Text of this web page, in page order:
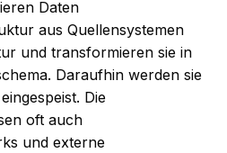
Daten
aus Quellensystemen
und transformieren sie in
Daraufhin werden sie
Die
oft auch
und externe